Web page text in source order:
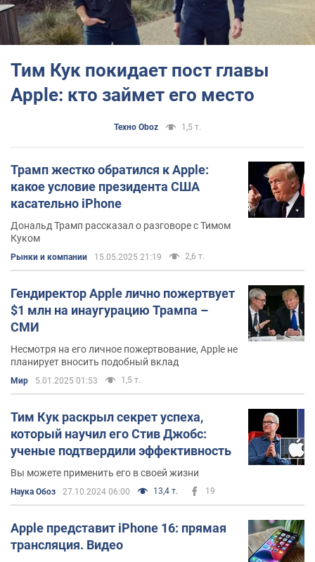
Тим Кук покидает пост главы
Apple: кто займет его место
Техно Oboz 1,5 т.
Трамп жестко обратился к Apple:
какое условие президента США
касательно iPhone
Дональд Трамп рассказал о разговоре с Тимом
Куком
Рынки и компании 15.05.2025 21:19 2,6 т.
Гендиректор Apple лично пожертвует
$1 млн на инаугурацию Трампа –
СМИ
Несмотря на его личное пожертвование, Apple не
планирует вносить подобный вклад
Мир 5.01.2025 01:53 1,5 т.
Тим Кук раскрыл секрет успеха,
который научил его Стив Джобс:
ученые подтвердили эффективность
Вы можете применить его в своей жизни
Наука Обоз 27.10.2024 06:00 13,4 т. 19
Apple представит iPhone 16: прямая
трансляция. Видео